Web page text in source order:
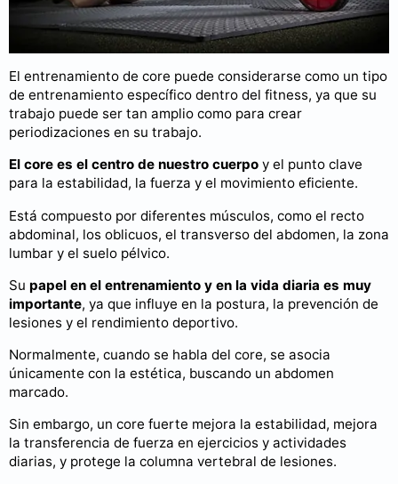
El entrenamiento de core puede considerarse como un tipo
de entrenamiento específico dentro del fitness, ya que su
trabajo puede ser tan amplio como para crear
periodizaciones en su trabajo.
El core es el centro de nuestro cuerpo y el punto clave
para la estabilidad, la fuerza y el movimiento eficiente.
Está compuesto por diferentes músculos, como el recto
abdominal, los oblicuos, el transverso del abdomen, la zona
lumbar y el suelo pélvico.
Su papel en el entrenamiento y en la vida diaria es muy
importante, ya que influye en la postura, la prevención de
lesiones y el rendimiento deportivo.
Normalmente, cuando se habla del core, se asocia
únicamente con la estética, buscando un abdomen
marcado.
Sin embargo, un core fuerte mejora la estabilidad, mejora
la transferencia de fuerza en ejercicios y actividades
diarias, y protege la columna vertebral de lesiones.